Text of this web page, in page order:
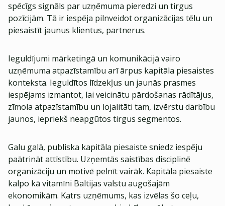
spēcīgs signāls par uzņēmuma pieredzi un tirgus
pozīcijām. Tā ir iespēja pilnveidot organizācijas tēlu un
piesaistīt jaunus klientus, partnerus.
Ieguldījumi mārketingā un komunikācijā vairo
uzņēmuma atpazīstamību arī ārpus kapitāla piesaistes
konteksta. Ieguldītos līdzekļus un jaunās prasmes
iespējams izmantot, lai veicinātu pārdošanas rādītājus,
zīmola atpazīstamību un lojalitāti tam, izvērstu darbību
jaunos, iepriekš neapgūtos tirgus segmentos.
Galu galā, publiska kapitāla piesaiste sniedz iespēju
paātrināt attīstību. Uzņemtās saistības disciplinē
organizāciju un motivē pelnīt vairāk. Kapitāla piesaiste
kalpo kā vitamīni Baltijas valstu augošajām
ekonomikām. Katrs uzņēmums, kas izvēlas šo ceļu,